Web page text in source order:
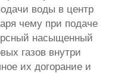
воды в центр
чему при подаче
насыщенный
газов внутри
их догорание и